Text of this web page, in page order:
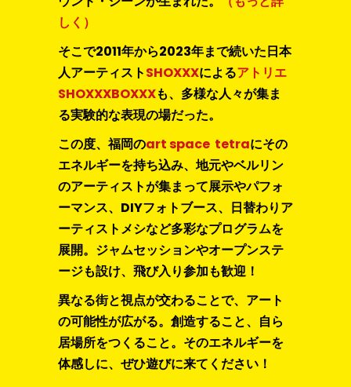
しく）
そこで2011年から2023年まで続いた日本
人アーティストSHOXXXによるアトリエ
SHOXXXBOXXXも、多様な人々が集ま
る実験的な表現の場だった。
この度、福岡のart space tetraにその
エネルギーを持ち込み、地元やベルリン
のアーティストが集まって展示やパフォ
ーマンス、DIYフォトブース、日替わりア
ーティストメシなど多彩なプログラムを
展開。ジャムセッションやオープンステ
ージも設け、飛び入り参加も歓迎！
異なる街と視点が交わることで、アート
の可能性が広がる。創造すること、自ら
居場所をつくること。そのエネルギーを
体感しに、ぜひ遊びに来てください！